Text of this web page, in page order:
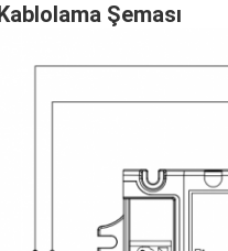
Şeması